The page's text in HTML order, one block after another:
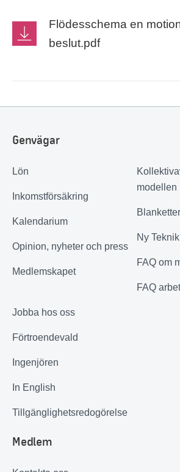
Flödesschema en
beslut.pdf
Genvägar
Lön
Inkomstförsäkring
Kalendarium
Opinion, nyheter och press
Medlemskapet
modellen
Blanketter
Ny Teknik
FAQ om
FAQ
Jobba hos oss
Förtroendevald
Ingenjören
In English
Tillgänglighetsredogörelse
Medlem